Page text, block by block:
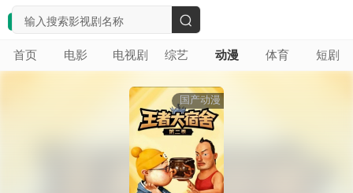
首页 电影 电视剧 综艺 动漫 体育 短剧
搜
索
国产动漫